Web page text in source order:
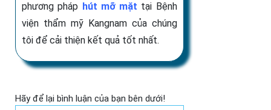
phương pháp hút mỡ mặt tại Bệnh
viện thẩm mỹ Kangnam của chúng
tôi để cải thiện kết quả tốt nhất.
Hãy để lại bình luận của bạn bên dưới!